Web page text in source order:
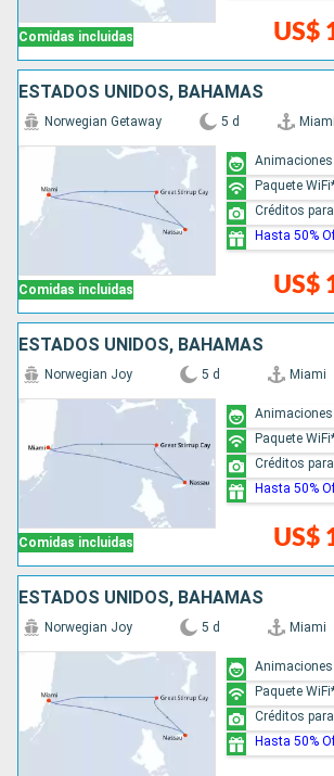
Comidas incluidas US$
ESTADOS UNIDOS, BAHAMAS
Comidas incluidas
Norwegian Getaway 5 d Miami
US$
Paquete
Créditos
Hasta 50%
ESTADOS UNIDOS, BAHAMAS
Comidas incluidas
Norwegian Joy 5 d Miami
US$
Paquete
Créditos
Hasta 50%
ESTADOS UNIDOS, BAHAMAS
Norwegian Joy 5 d Miami
Paquete
Créditos
Hasta 50%